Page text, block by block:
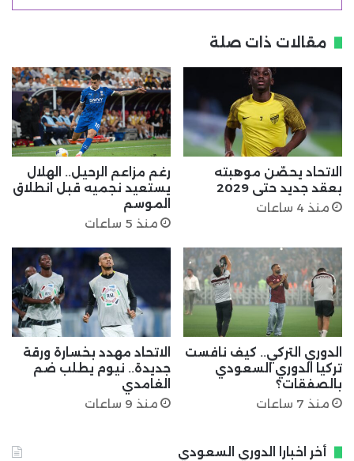
مقالات ذات صلة
الاتحاد يحصّن موهبته
بعقد جديد حتى 2029
منذ 4 ساعات
رغم مزاعم الرحيل.. الهلال
يستعيد نجميه قبل انطلاق
الموسم
منذ 5 ساعات
الدوري التركي.. كيف نافست
تركيا الدوري السعودي
بالصفقات؟
منذ 7 ساعات
الاتحاد مهدد بخسارة ورقة
جديدة.. نيوم يطلب ضم
الغامدي
منذ 9 ساعات
أخر اخبارا الدوري السعودي